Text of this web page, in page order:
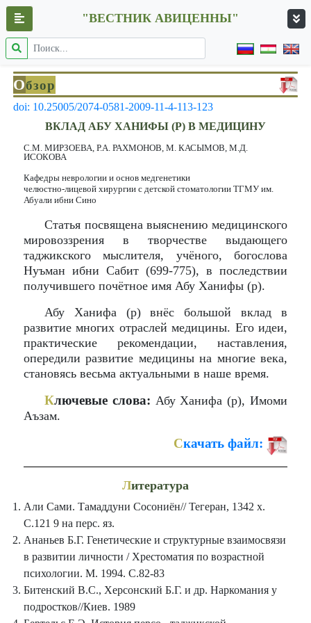
"ВЕСТНИК АВИЦЕННЫ"
Обзор
doi: 10.25005/2074-0581-2009-11-4-113-123
ВКЛАД АБУ ХАНИФЫ (Р) В МЕДИЦИНУ
С.М. МИРЗОЕВА, Р.А. РАХМОНОВ, М. КАСЫМОВ, М.Д.
ИСОКОВА
Кафедры неврологии и основ медгенетики
челюстно-лицевой хирургии с детской стоматологии ТГМУ им.
Абуали ибни Сино
Статья посвящена выяснению медицинского
мировоззрения в творчестве выдающего
таджикского мыслителя, учёного, богослова
Нуъман ибни Сабит (699-775), в последствии
получившего почётное имя Абу Ханифы (р).
Абу Ханифа (р) внёс большой вклад в
развитие многих отраслей медицины. Его идеи,
практические рекомендации, наставления,
опередили развитие медицины на многие века,
становясь весьма актуальными в наше время.
Ключевые слова: Абу Ханифа (р), Имоми
Аъзам.
Скачать файл:
Литература
Али Сами. Тамаддуни Сосониён// Тегеран, 1342 х.
С.121 9 на перс. яз.
Ананьев Б.Г. Генетические и структурные взаимосвязи
в развитии личности / Хрестоматия по возрастной
психологии. М. 1994. С.82-83
Битенский В.С., Херсонский Б.Г. и др. Наркомания у
подростков//Киев. 1989